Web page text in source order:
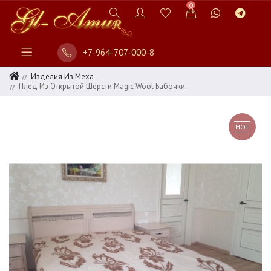
0
+7-964-707-000-8
Изделия Из Меха
Плед Из Открытой Шерсти Magic Wool Бабочки
HOT